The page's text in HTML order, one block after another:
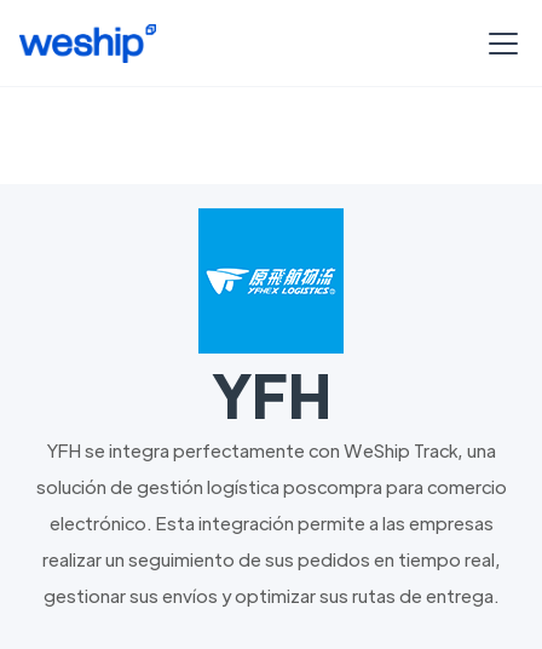
YFH
YFH se integra perfectamente con WeShip Track, una
solución de gestión logística poscompra para comercio
electrónico. Esta integración permite a las empresas
realizar un seguimiento de sus pedidos en tiempo real,
gestionar sus envíos y optimizar sus rutas de entrega.